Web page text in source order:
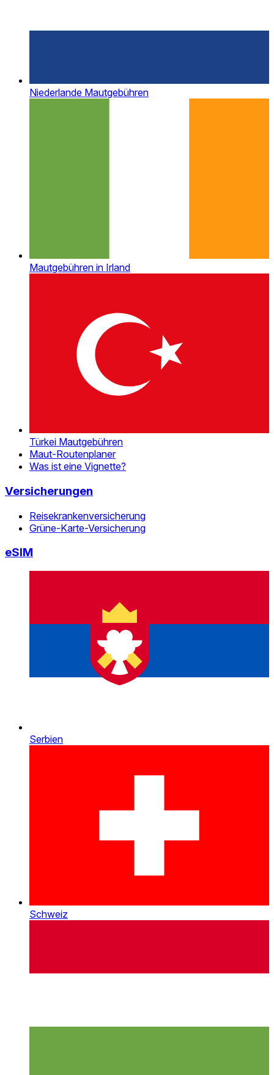
Niederlande Mautgebühren
Mautgebühren in Irland
Türkei Mautgebühren
Maut-Routenplaner
Was ist eine Vignette?
Versicherungen
Reisekrankenversicherung
Grüne-Karte-Versicherung
eSIM
Serbien
Schweiz